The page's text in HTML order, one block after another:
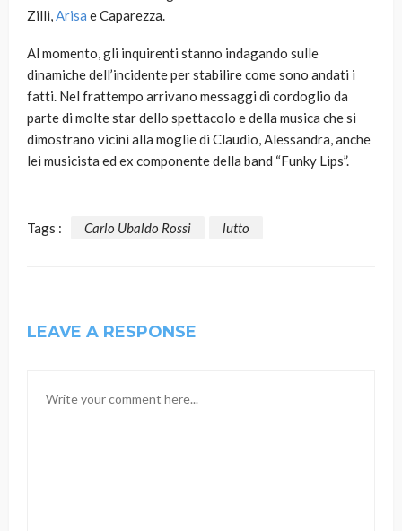
Zilli,Arisa e Caparezza.
Al momento, gli inquirenti stanno indagando sulle
dinamiche dell’incidente per stabilire come sono andati i
fatti. Nel frattempo arrivano messaggi di cordoglio da
parte di molte star dello spettacolo e della musica che si
dimostrano vicini alla moglie di Claudio, Alessandra, anche
lei musicista ed ex componente della band “Funky Lips”.
Tags : Carlo Ubaldo Rossi lutto
LEAVE A RESPONSE